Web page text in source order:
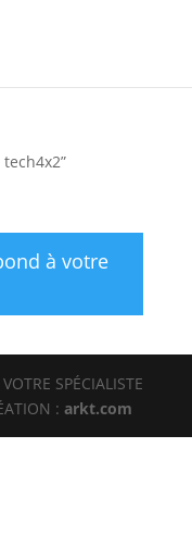
à votre
SPÉCIALISTE
: arkt.com